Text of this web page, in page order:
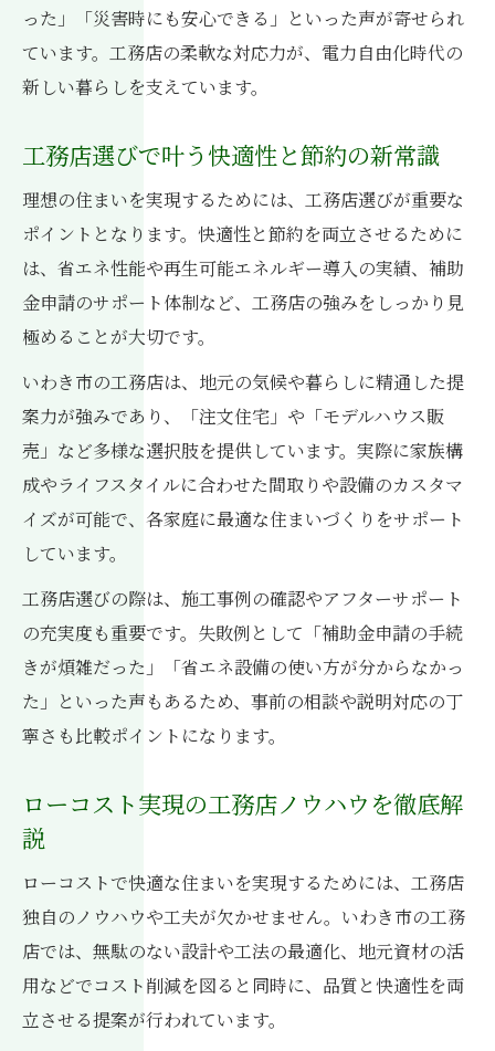
った」「災害時にも安心できる」といった声が寄せられ
ています。工務店の柔軟な対応力が、電力自由化時代の
新しい暮らしを支えています。
工務店選びで叶う快適性と節約の新常識
理想の住まいを実現するためには、工務店選びが重要な
ポイントとなります。快適性と節約を両立させるために
は、省エネ性能や再生可能エネルギー導入の実績、補助
金申請のサポート体制など、工務店の強みをしっかり見
極めることが大切です。
いわき市の工務店は、地元の気候や暮らしに精通した提
案力が強みであり、「注文住宅」や「モデルハウス販
売」など多様な選択肢を提供しています。実際に家族構
成やライフスタイルに合わせた間取りや設備のカスタマ
イズが可能で、各家庭に最適な住まいづくりをサポート
しています。
工務店選びの際は、施工事例の確認やアフターサポート
の充実度も重要です。失敗例として「補助金申請の手続
きが煩雑だった」「省エネ設備の使い方が分からなかっ
た」といった声もあるため、事前の相談や説明対応の丁
寧さも比較ポイントになります。
ローコスト実現の工務店ノウハウを徹底解
説
ローコストで快適な住まいを実現するためには、工務店
独自のノウハウや工夫が欠かせません。いわき市の工務
店では、無駄のない設計や工法の最適化、地元資材の活
用などでコスト削減を図ると同時に、品質と快適性を両
立させる提案が行われています。